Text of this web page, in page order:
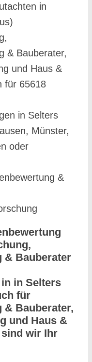
in
& Bauberater,
und Haus &
für 65618
in Selters
Münster,
oder
&
& Bauberater
in Selters
für
& Bauberater,
und Haus &
wir Ihr